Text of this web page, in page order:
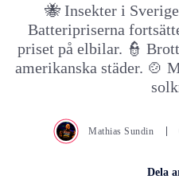
🐝 Insekter i
Batteripriserna
priset på elbilar. 👮
amerikanska städer. 🍲
Mathias Sundin
Dela